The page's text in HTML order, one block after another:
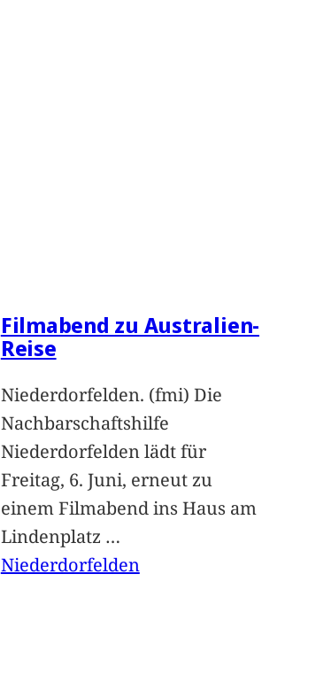
Filmabend zu Australien-
Reise
Niederdorfelden. (fmi) Die
Nachbarschaftshilfe
Niederdorfelden lädt für
Freitag, 6. Juni, erneut zu
einem Filmabend ins Haus am
Lindenplatz …
Niederdorfelden